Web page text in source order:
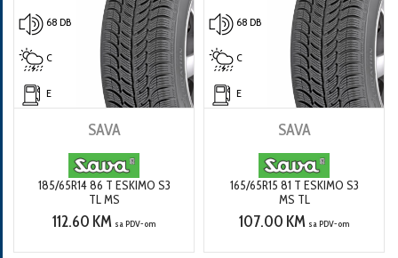
68 DB
C
E
SAVA
185/65R14 86 T ESKIMO S3
TL MS
112.60 KM sa PDV-om
68 DB
C
E
SAVA
165/65R15 81 T ESKIMO S3
MS TL
107.00 KM sa PDV-om